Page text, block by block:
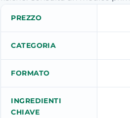
PREZZO
CATEGORIA
FORMATO
INGREDIENTI
CHIAVE